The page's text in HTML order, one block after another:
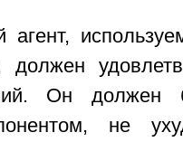
агент,
должен
Он должен
не